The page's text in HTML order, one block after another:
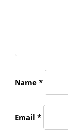
Name *
Email *